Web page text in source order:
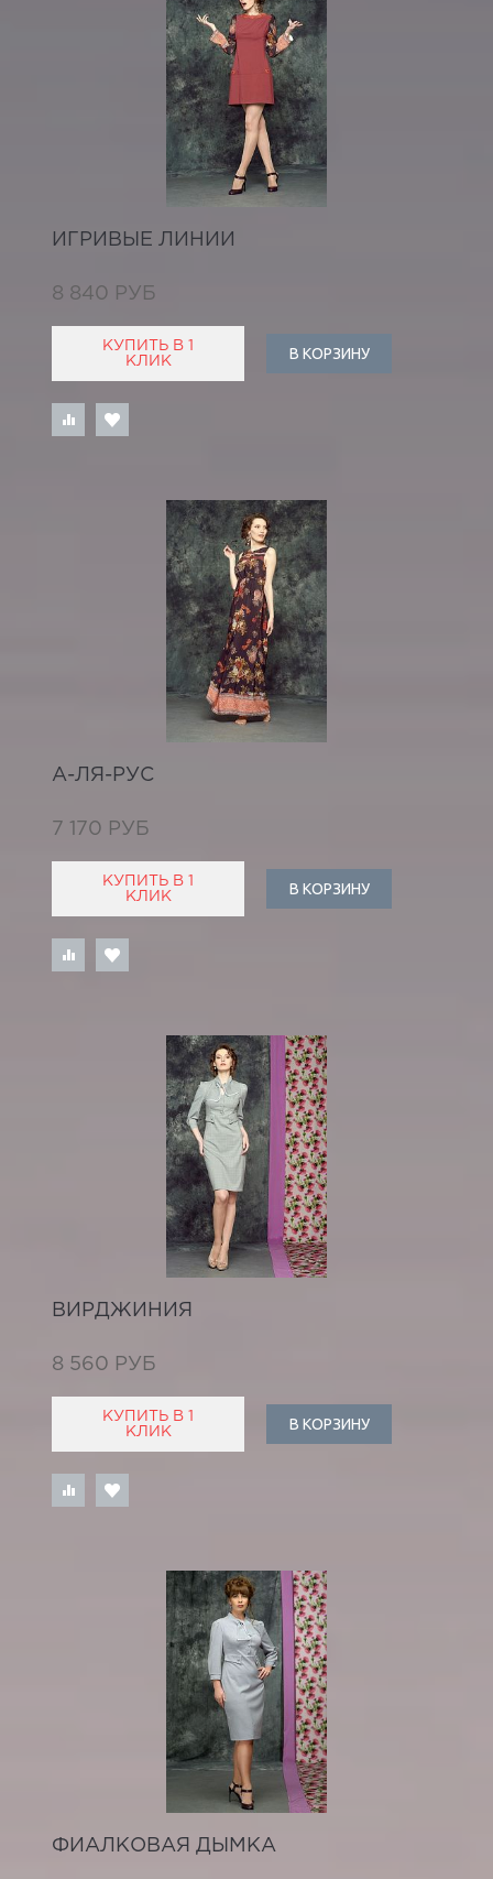
ИГРИВЫЕ ЛИНИИ
8 840 РУБ
КУПИТЬ В 1
КЛИК
В КОРЗИНУ
А-ЛЯ-РУС
7 170 РУБ
КУПИТЬ В 1
КЛИК
В КОРЗИНУ
ВИРДЖИНИЯ
8 560 РУБ
КУПИТЬ В 1
КЛИК
В КОРЗИНУ
ФИАЛКОВАЯ ДЫМКА